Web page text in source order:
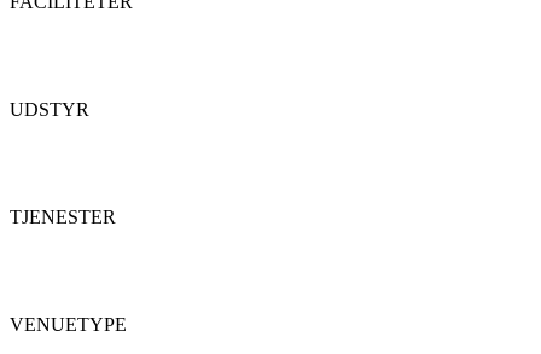
UDSTYR
TJENESTER
VENUETYPE